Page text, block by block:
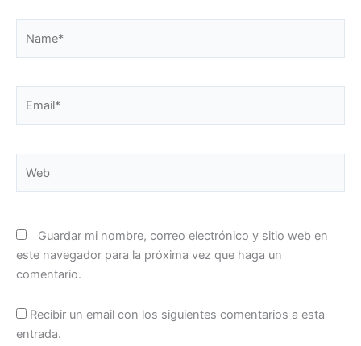
Guardar mi nombre, correo electrónico y sitio web en
este navegador para la próxima vez que haga un
comentario.
Recibir un email con los siguientes comentarios a esta
entrada.